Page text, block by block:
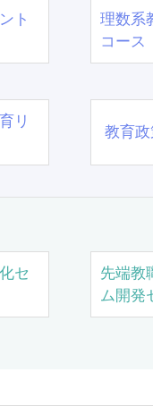
ト
理数系
コース
リ
教育
セ
先端教
ム開発